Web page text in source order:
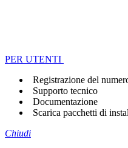
PER UTENTI
Registrazione del
Supporto tecnico
Documentazione
Scarica pacchetti di
Chiudi